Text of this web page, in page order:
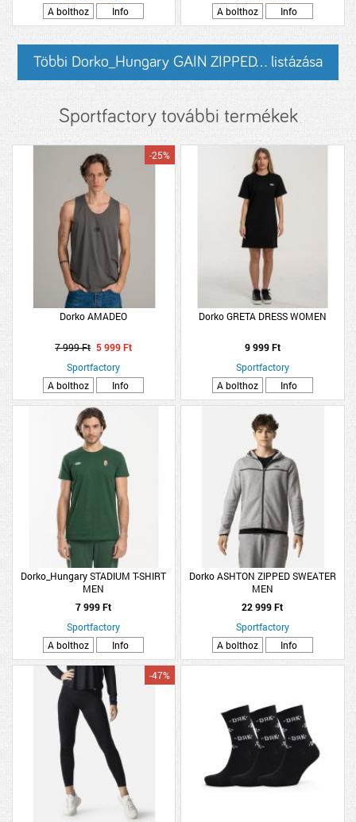
A bolthoz
Info
A bolthoz
Info
Többi Dorko_Hungary GAIN ZIPPED... listázása
Sportfactory további termékek
Dorko AMADEO
-25%
7 999 Ft 5 999 Ft
Sportfactory
A bolthoz
Info
Dorko GRETA DRESS WOMEN
9 999 Ft
Sportfactory
A bolthoz
Info
Dorko_Hungary STADIUM T-SHIRT
MEN
7 999 Ft
Sportfactory
A bolthoz
Info
Dorko ASHTON ZIPPED SWEATER
MEN
22 999 Ft
Sportfactory
A bolthoz
Info
-47%